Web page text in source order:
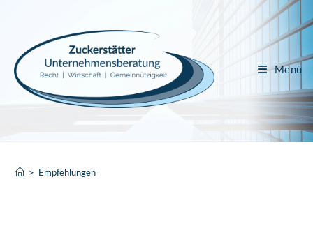
Menü
> Empfehlungen